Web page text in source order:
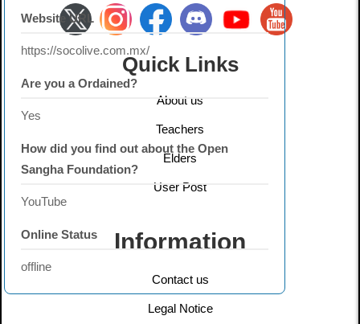
Website URL
https://socolive.com.mx/
Are you a Ordained?
Yes
How did you find out about the Open
Sangha Foundation?
YouTube
Online Status
offline
Quick Links
About us
Teachers
Elders
User Post
Information
Contact us
Legal Notice